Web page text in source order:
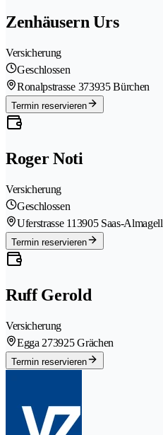
Zenhäusern Urs
Versicherung
Geschlossen
Ronalpstrasse 373935 Bürchen
Termin reservieren
Roger Noti
Versicherung
Geschlossen
Uferstrasse 113905 Saas-Almagell
Termin reservieren
Ruff Gerold
Versicherung
Egga 273925 Grächen
Termin reservieren